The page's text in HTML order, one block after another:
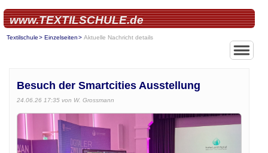
www.TEXTILSCHULE.de
Textilschule Einzelseiten Aktuelle Nachricht details
Besuch der Smartcities Ausstellung
24.06.26 17:35 von W. Grossmann